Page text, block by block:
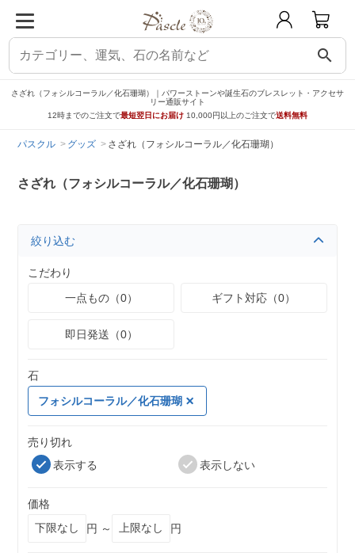
search
さざれ（フォシルコーラル／化石珊瑚）｜パワーストーンや誕生石のブレスレット・アクセサ
リー通販サイト
12時までのご注文で最短翌日にお届け 10,000円以上のご注文で送料無料
パスクル グッズ さざれ（フォシルコーラル／化石珊瑚）
さざれ（フォシルコーラル／化石珊瑚）
絞り込む
こだわり
一点もの（0）
ギフト対応（0）
即日発送（0）
石
フォシルコーラル／化石珊瑚
売り切れ
表示する
表示しない
価格
円 ～
円